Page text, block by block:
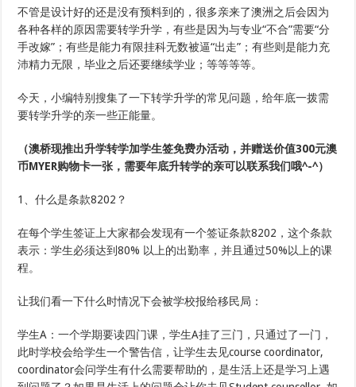
不管是设计好的还是没有预料到的，很多亲来了澳洲之后会因为
各种各样的原因需要转学升学，有些是因为与专业“不合”需要“分
手改嫁”；有些是能力有限挂科无数被逼“出走”；有些则是能力充
沛精力无限，毕业之后还要继续学业；等等等等。
今天，小编特别搜集了一下转学升学的常见问题，给年底一拨需
要转学升学的亲一些正能量。
（澳桥现推出升学转学加学生签免费办活动，并赠送价值300元澳
币MYER购物卡一张，需要年底升转学的亲可以联系我们哦^-^）
1、什么是条款8202？
在每个学生签证上大家都会发现有一个签证条款8202，这个条款
表示：学生必须达到80% 以上的出勤率，并且通过50%以上的课
程。
让我们看一下什么时情况下会被学校报给移民局：
学生A：一个学期要读四门课，学生A挂了三门，只通过了一门，
此时学校会给学生一个警告信，让学生去见course coordinator,
coordinator会问学生有什么需要帮助的，是生活上还是学习上遇